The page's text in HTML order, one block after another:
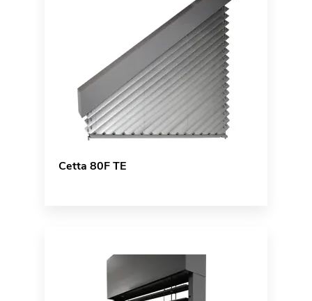
Cetta 80F TE